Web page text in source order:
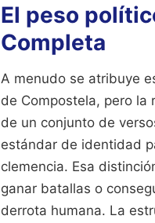
El peso
Completa
A menudo se atribuye
de Compostela, pero la
de un conjunto de
estándar de identidad
clemencia. Esa
ganar batallas o
derrota humana. La